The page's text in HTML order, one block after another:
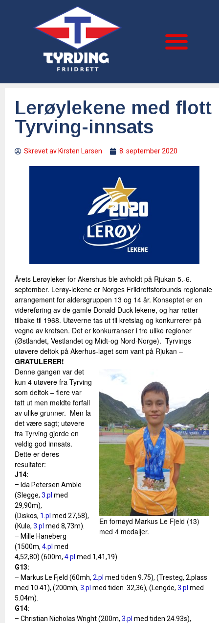
Lerøylekene med flott
Tyrving-innsats
Skrevet av Kirsten Larsen 8. september 2020
Årets Lerøyleker for Akershus ble avholdt på Rjukan 5.-6.
september. Lerøy-lekene er Norges Friidrettsforbunds regionale
arrangement for aldersgruppen 13 og 14 år. Konseptet er en
videreføring av de gamle Donald Duck-lekene, og har røtter
tilbake til 1968. Utøverne tas ut til kretslag og konkurrerer på
vegne av kretsen. Det er konkurranser i tre ulike regioner
(Østlandet, Vestlandet og Midt-og Nord-Norge). Tyrvings
utøvere deltok på Akerhus-laget som vant på Rjukan –
GRATULERER!
En fornøyd Markus Le Fjeld (13)
med 4 medaljer.
Denne gangen var det
kun 4 utøvere fra Tyrving
som deltok – flere var
tatt ut men meldte forfall
av ulike grunner. Men la
det være sagt; utøvere
fra Tyrving gjorde en
veldig god innsats.
Dette er deres
resultater:
J14:
– Ida Petersen Amble
(Slegge, 3.pl med
29,90m),
(Diskos, 1.pl med 27,58),
(Kule, 3.pl med 8,73m).
– Mille Haneberg
(1500m, 4.pl med
4,52,80) (600m, 4.pl med 1,41,19).
G13:
– Markus Le Fjeld (60mh, 2.pl med tiden 9.75), (Tresteg, 2.plass
med 10.41), (200mh, 3.pl med tiden 32,36), (Lengde, 3.pl med
5.04m).
G14:
– Christian Nicholas Wright (200m, 3.pl med tiden 24.93s),